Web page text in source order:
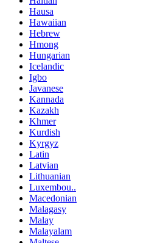
Hausa
Hawaiian
Hebrew
Hmong
Hungarian
Icelandic
Igbo
Javanese
Kannada
Kazakh
Khmer
Kurdish
Kyrgyz
Latin
Latvian
Lithuanian
Luxembou..
Macedonian
Malagasy
Malay
Malayalam